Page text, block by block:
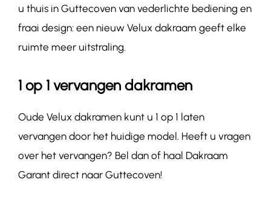
u thuis in Guttecoven van vederlichte bediening en
fraai design: een nieuw Velux dakraam geeft elke
ruimte meer uitstraling.
1 op 1 vervangen dakramen
Oude Velux dakramen kunt u 1 op 1 laten
vervangen door het huidige model. Heeft u vragen
over het vervangen? Bel dan of haal Dakraam
Garant direct naar Guttecoven!